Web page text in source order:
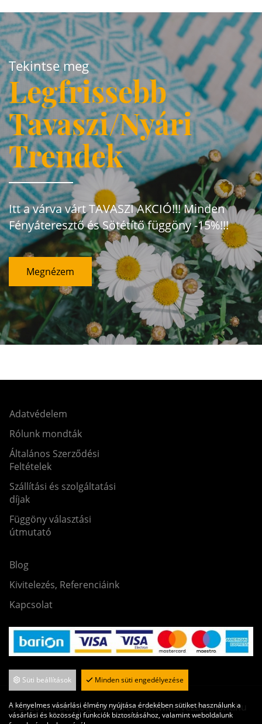
Tekintse meg
Legfrissebb
Tavaszi/Nyári
Trendek
Itt a várva várt TAVASZI AKCIÓ!!! Minden
Fényáteresztő és Sötétítő függöny -15%!!!
Megnézem
Adatvédelem
Rólunk mondták
Általános Szerződési
Feltételek
Szállítási és szolgáltatási
díjak
Függöny választási
útmutató
Blog
Kivitelezés, Referenciáink
Kapcsolat
© 2020 Minden jog fenntartva. www.tervezzotthont.hu
Süti beállítások Minden süti engedélyezése
A kényelmes vásárlási élmény nyújtása érdekében sütiket használunk a
vásárlási és közösségi funkciók biztosításához, valamint weboldalunk